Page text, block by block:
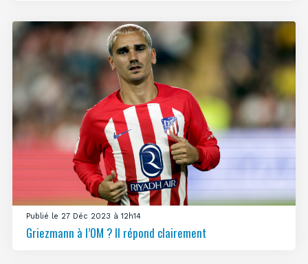
Publié le 27 Déc 2023 à 12h14
Griezmann à l’OM ? Il répond clairement